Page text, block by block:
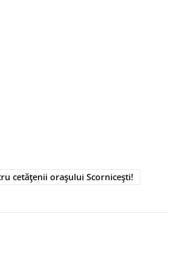
cetățenii orașului Scornicești!